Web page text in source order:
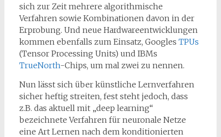
sich zur Zeit mehrere algorithmische
Verfahren sowie Kombinationen davon in der
Erprobung. Und neue Hardwareentwicklungen
kommen ebenfalls zum Einsatz, Googles TPUs
(Tensor Processing Units) und IBMs
TrueNorth-Chips, um mal zwei zu nennen.
Nun lässt sich über künstliche Lernverfahren
sicher heftig streiten, fest steht jedoch, dass
z.B. das aktuell mit „deep learning“
bezeichnete Verfahren für neuronale Netze
eine Art Lernen nach dem konditionierten